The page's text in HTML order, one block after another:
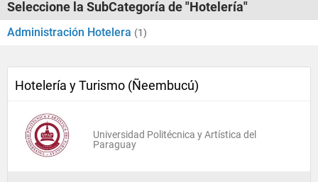
Seleccione la SubCategoría de "Hotelería"
Administración Hotelera (1)
Hotelería y Turismo (Ñeembucú)
Universidad Politécnica y Artística del
Paraguay